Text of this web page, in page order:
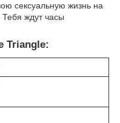
сексуальную жизнь на
ждут часы
Triangle: